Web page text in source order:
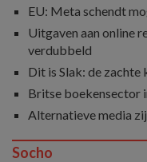
EU: Meta schendt
Uitgaven aan online
verdubbeld
Dit is Slak: de
Britse boekensector
Alternatieve media
Socho